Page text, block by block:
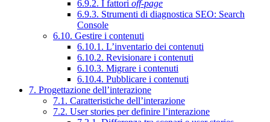
6.9.2. I fattori off-page
6.9.3. Strumenti di diagnostica SEO: Search
Console
6.10. Gestire i contenuti
6.10.1. L’inventario dei contenuti
6.10.2. Revisionare i contenuti
6.10.3. Migrare i contenuti
6.10.4. Pubblicare i contenuti
7. Progettazione dell’interazione
7.1. Caratteristiche dell’interazione
7.2. User stories per definire l’interazione